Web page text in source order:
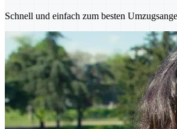
Schnell und einfach zum besten